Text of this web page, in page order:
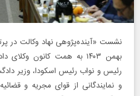
بهمن ۱۴۰۳ به همت کانون
رئیس و نواب رئیس اسکودا، وزیر
و نمایندگانی از قوای مجریه و